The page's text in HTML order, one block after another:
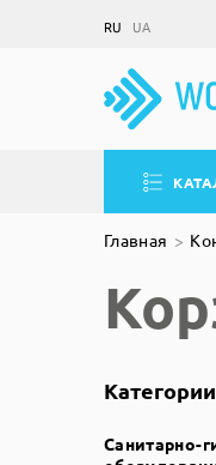
RU UA
Главная
Категории
Санитарно-